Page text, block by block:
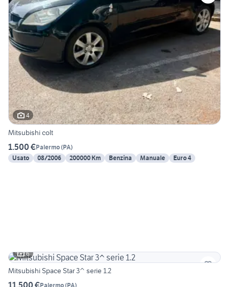
4
Mitsubishi colt
1.500 €Palermo(PA)
Usato
08/2006 200000 Km Benzina Manuale Euro 4
6
Mitsubishi Space Star 3^ serie 1.2
Palermo(PA)